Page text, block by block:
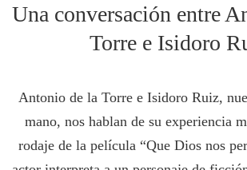
Una conversación entre
Torre e Isidoro
Antonio de la Torre e Isidoro Ruiz,
mano, nos hablan de su experiencia
rodaje de la película “Que Dios nos